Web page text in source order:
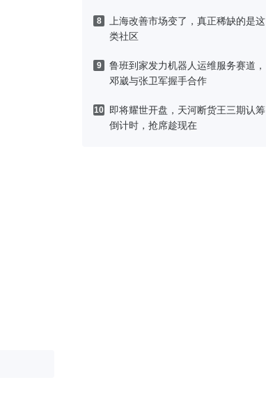
8
上海改善市场变了，真正稀缺的是这
类社区
9
鲁班到家发力机器人运维服务赛道，
邓崴与张卫军握手合作
10
即将耀世开盘，天河断货王三期认筹
倒计时，抢席趁现在